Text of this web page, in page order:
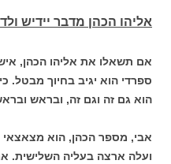
אליהו הכהן מדבר יידיש
אם תשאלו את אליהו הכהן,
ספרדי הוא יגיב בחיוך מבטל.
הוא גם זה וגם זה, ובראש
אבי, מספר הכהן, הוא מצאצאי
ועלה ארצה בעליה השלישית.